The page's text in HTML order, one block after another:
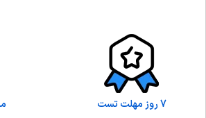
7 روز مهلت تست